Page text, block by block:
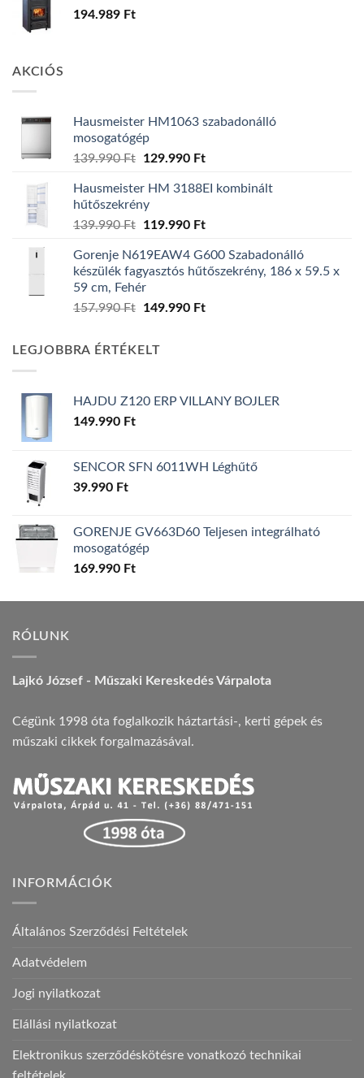
194.989 Ft
AKCIÓS
Hausmeister HM1063 szabadonálló
mosogatógép
139.990Ft
Original
was:
139.990 Ft.
129.990 FtCurrent
is:
Hausmeister HM 3188EI kombinált
hűtőszekrény
139.990Ft
Original
was:
139.990 Ft.
119.990 FtCurrent
is:
119.990 Ft.
Gorenje N619EAW4 G600 Szabadonálló
készülék fagyasztós hűtőszekrény, 186 x 59.5 x
59 cm, Fehér
157.990Ft
Original
157.990 Ft.
149.990 FtCurrent
LEGJOBBRA ÉRTÉKELT
HAJDU Z120 ERP VILLANY BOJLER
149.990 Ft
SENCOR SFN 6011WH Léghűtő
39.990 Ft
GORENJE GV663D60 Teljesen integrálható
mosogatógép
169.990 Ft
RÓLUNK
Lajkó József - Műszaki Kereskedés Várpalota
Cégünk 1998 óta foglalkozik háztartási-, kerti gépek és
műszaki cikkek forgalmazásával.
INFORMÁCIÓK
Általános Szerződési Feltételek
Adatvédelem
Jogi nyilatkozat
Elállási nyilatkozat
Elektronikus szerződéskötésre vonatkozó technikai